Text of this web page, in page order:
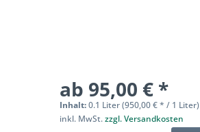
ab 95,00 € *
Inhalt:0.1 Liter (950,00 € * / 1 Liter)
inkl. MwSt.zzgl. Versandkosten